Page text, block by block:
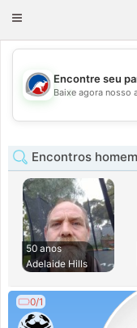
Toggle
💖
Encontre seu
Baixe agora nosso
Encontros
50 anos
Adelaide Hills
0/1